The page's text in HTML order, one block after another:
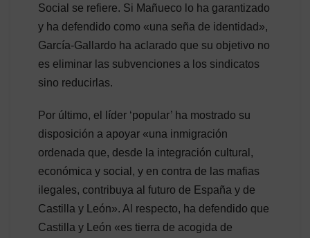
Social se refiere. Si Mañueco lo ha garantizado
y ha defendido como «una seña de identidad»,
García-Gallardo ha aclarado que su objetivo no
es eliminar las subvenciones a los sindicatos
sino reducirlas.
Por último, el líder ‘popular’ ha mostrado su
disposición a apoyar «una inmigración
ordenada que, desde la integración cultural,
económica y social, y en contra de las mafias
ilegales, contribuya al futuro de España y de
Castilla y León». Al respecto, ha defendido que
Castilla y León «es tierra de acogida de